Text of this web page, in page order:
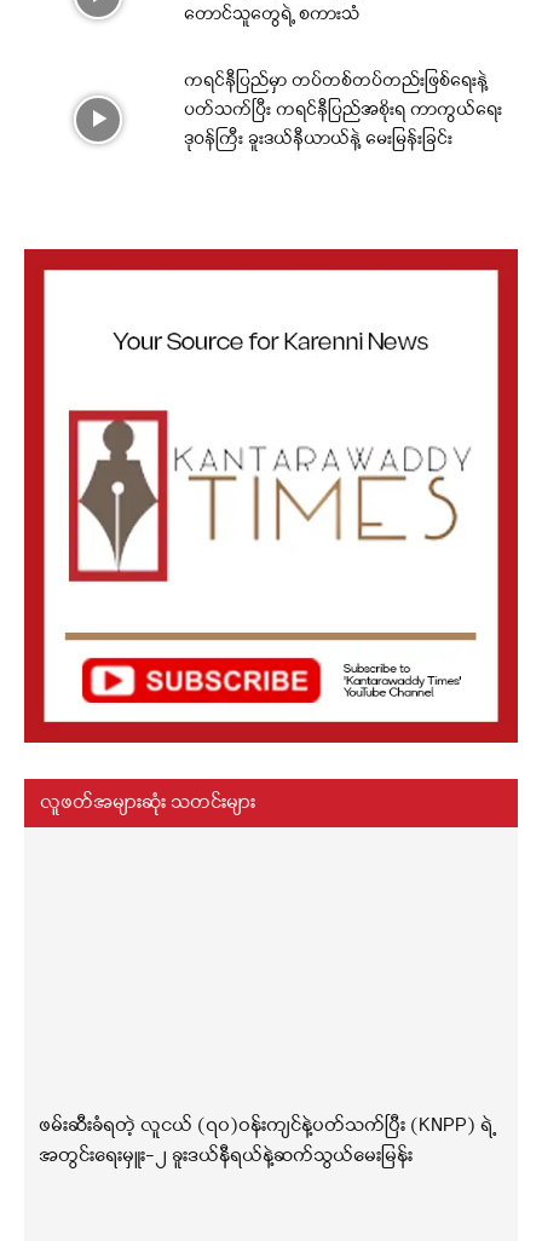
တောင်သူတွေရဲ့ စကားသံ
ကရင်နီပြည်မှာ တပ်တစ်တပ်တည်းဖြစ်ရေးနဲ့
ပတ်သက်ပြီး ကရင်နီပြည်အစိုးရ ကာကွယ်ရေး
ဒုဝန်ကြီး ခူးဒယ်နီယာယ်နဲ့ မေးမြန်းခြင်း
လူဖတ်အများဆုံး သတင်းများ
ဖမ်းဆီးခံရတဲ့ လူငယ် (၇၀)ဝန်းကျင်နဲ့ပတ်သက်ပြီး (KNPP) ရဲ့
အတွင်းရေးမှူး-၂ ခူးဒယ်နီရယ်နဲ့ဆက်သွယ်မေးမြန်း